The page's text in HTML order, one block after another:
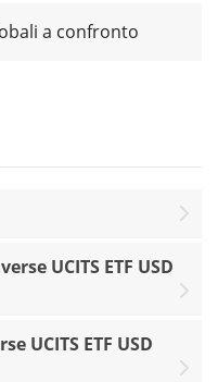
a confronto
UCITS ETF USD
UCITS ETF USD